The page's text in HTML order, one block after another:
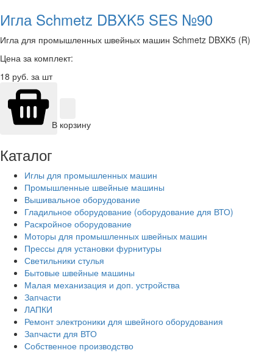
Игла Schmetz DBXK5 SES №90
Игла для промышленных швейных машин Schmetz DBXK5 (R)
Цена за комплект:
18 руб. за шт
В корзину
Каталог
Иглы для промышленных машин
Промышленные швейные машины
Вышивальное оборудование
Гладильное оборудование (оборудование для ВТО)
Раскройное оборудование
Моторы для промышленных швейных машин
Прессы для установки фурнитуры
Светильники стулья
Бытовые швейные машины
Малая механизация и доп. устройства
Запчасти
ЛАПКИ
Ремонт электроники для швейного оборудования
Запчасти для ВТО
Собственное производство